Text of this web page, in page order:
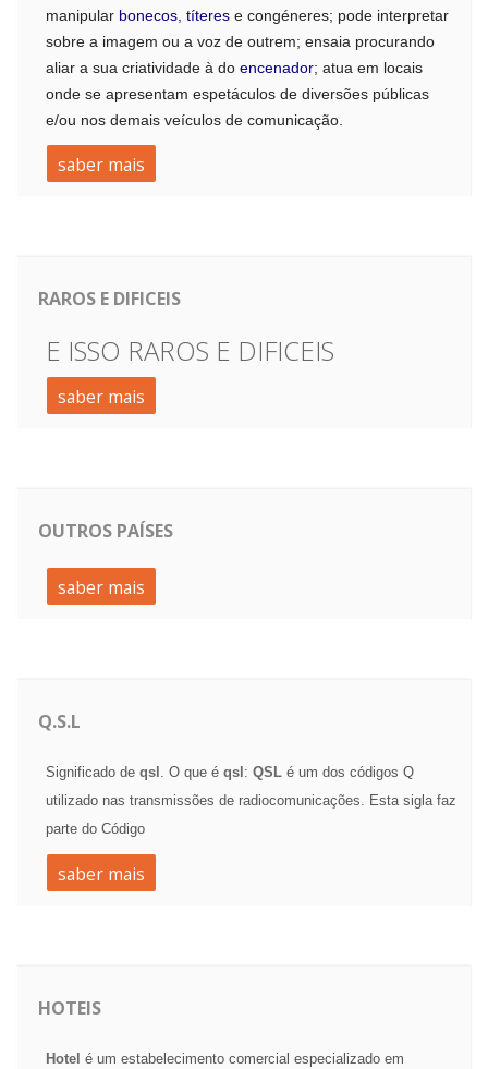
manipular bonecos, títeres e congéneres; pode interpretar
sobre a imagem ou a voz de outrem; ensaia procurando
aliar a sua criatividade à do encenador; atua em locais
onde se apresentam espetáculos de diversões públicas
e/ou nos demais veículos de comunicação.
saber mais
RAROS E DIFICEIS
E ISSO RAROS E DIFICEIS
saber mais
OUTROS PAÍSES
saber mais
Q.S.L
Significado de qsl . O que é qsl : QSL é um dos códigos Q
utilizado nas transmissões de radiocomunicações. Esta sigla faz
parte do Código
saber mais
HOTEIS
Hotel é um estabelecimento comercial especializado em